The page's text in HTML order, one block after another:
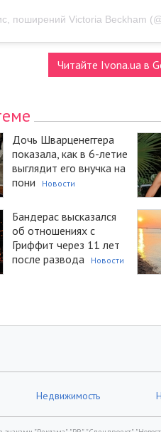
поширений Victoria Beckham
Читайте Ivona.ua в
Дочь Шварценеггера
показала, как в 6-летие
выглядит его внучка на
пони
Новости
Бандерас высказался
об отношениях с
Гриффит через 11 лет
после развода
Новости
Недвижимость